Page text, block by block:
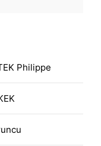
Philippe